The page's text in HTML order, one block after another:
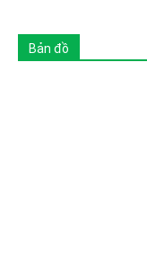
Bản đồ